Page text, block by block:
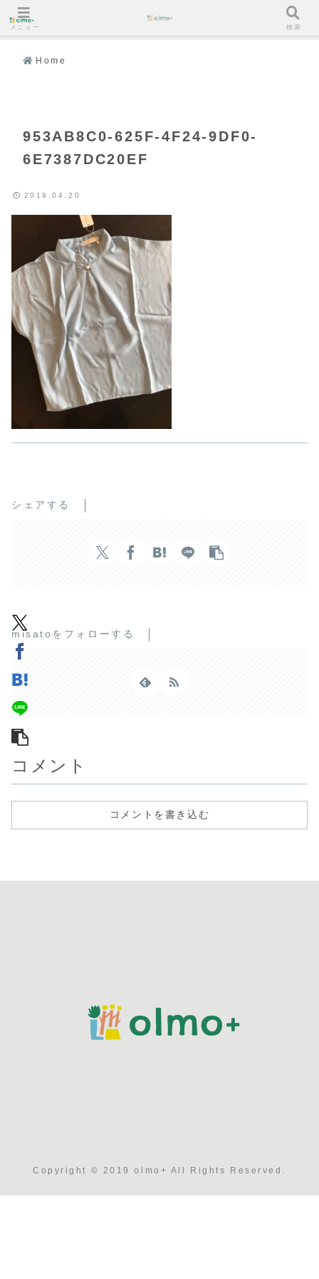
Home
953AB8C0-625F-4F24-9DF0-
6E7387DC20EF
2019.04.20
シェアする
misatoをフォローする
コメント
コメントを書き込む
Copyright © 2019 olmo+ All Rights Reserved.
メニュー 検索